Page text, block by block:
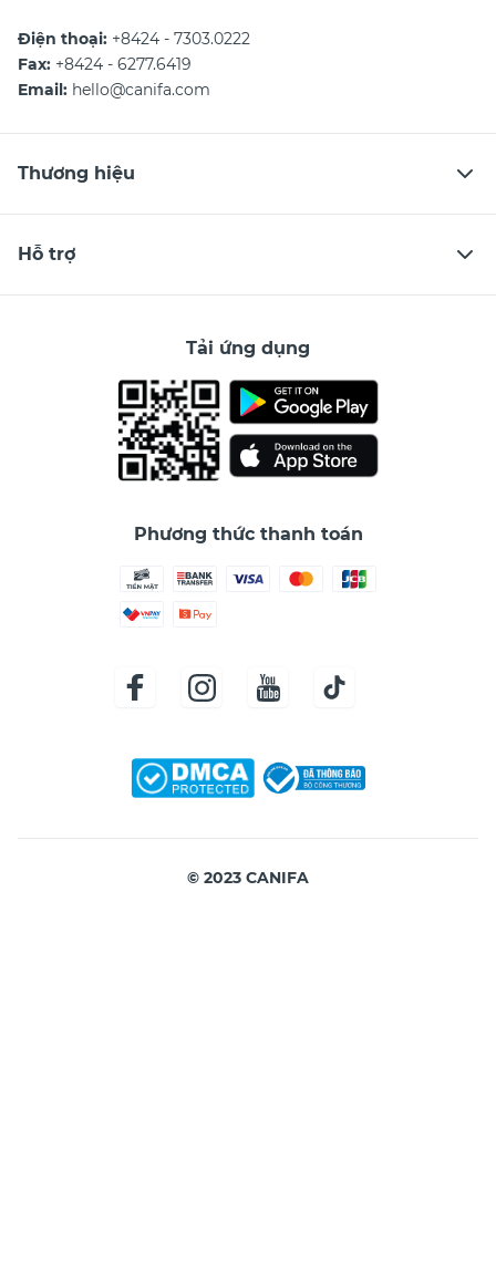
Điện thoại: +8424 - 7303.0222
Fax: +8424 - 6277.6419
Email: hello@canifa.com
Thương hiệu
Hỗ trợ
Tải ứng dụng
Phương thức thanh toán
© 2023 CANIFA